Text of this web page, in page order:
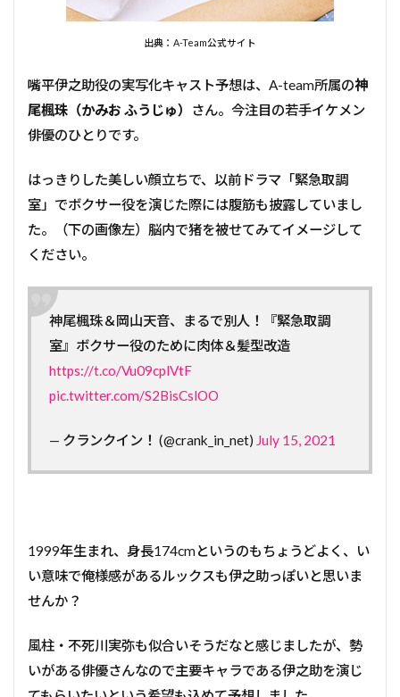
出典：A-Team公式サイト
嘴平伊之助役の実写化キャスト予想は、A-team所属の神
尾楓珠（かみお ふうじゅ）
さん。今注目の若手イケメン
俳優のひとりです。
はっきりした美しい顔立ちで、以前ドラマ「緊急取調
室」でボクサー役を演じた際には腹筋も披露していまし
た。（下の画像左）脳内で猪を被せてみてイメージして
ください。
神尾楓珠＆岡山天音、まるで別人！『緊急取調
室』ボクサー役のために肉体＆髪型改造
https://t.co/Vu09cplVtF
pic.twitter.com/S2BisCslOO
— クランクイン！ (@crank_in_net) July 15, 2021
1999年生まれ、身長174cmというのもちょうどよく、い
い意味で俺様感があるルックスも伊之助っぽいと思いま
せんか？
風柱・不死川実弥も似合いそうだなと感じましたが、勢
いがある俳優さんなので主要キャラである伊之助を演じ